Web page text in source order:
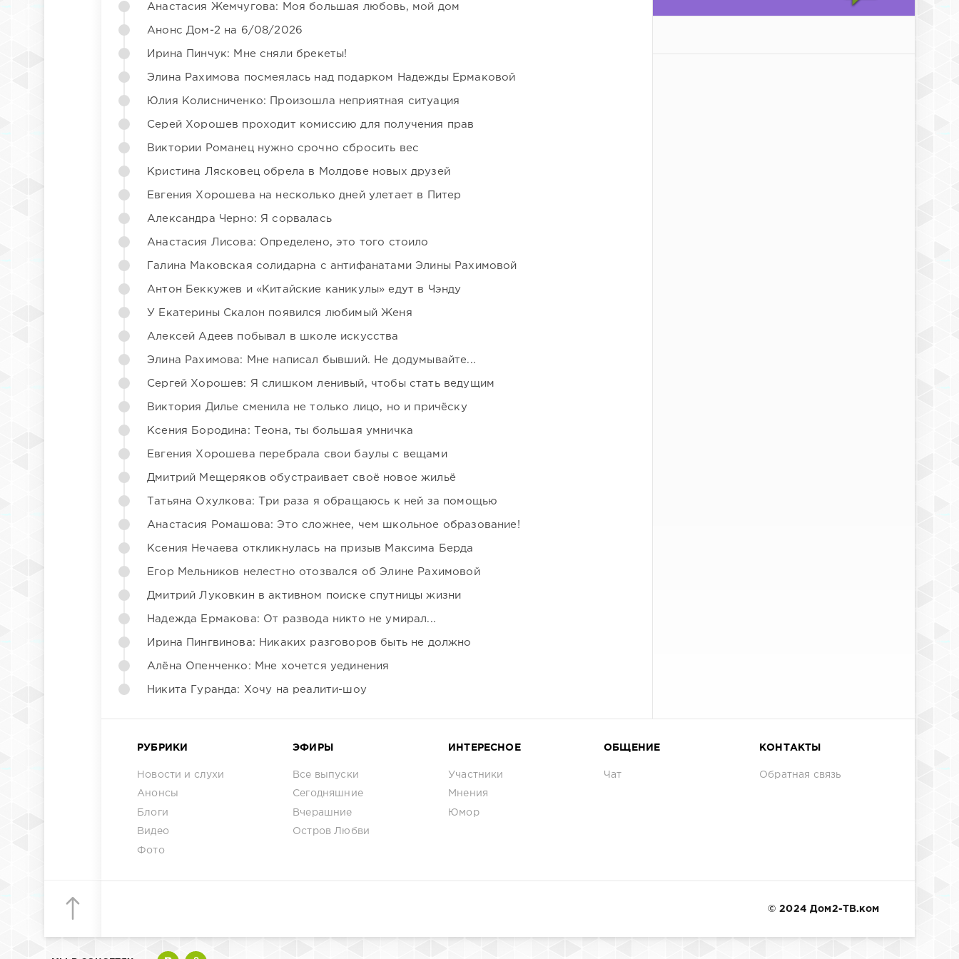
Анастасия Жемчугова: Моя большая любовь, мой дом
Анонс Дом-2 на 6/08/2026
Ирина Пинчук: Мне сняли брекеты!
Элина Рахимова посмеялась над подарком Надежды Ермаковой
Юлия Колисниченко: Произошла неприятная ситуация
Серей Хорошев проходит комиссию для получения прав
Виктории Романец нужно срочно сбросить вес
Кристина Лясковец обрела в Молдове новых друзей
Евгения Хорошева на несколько дней улетает в Питер
Александра Черно: Я сорвалась
Анастасия Лисова: Определено, это того стоило
Галина Маковская солидарна с антифанатами Элины Рахимовой
Антон Беккужев и «Китайские каникулы» едут в Чэнду
У Екатерины Скалон появился любимый Женя
Алексей Адеев побывал в школе искусства
Элина Рахимова: Мне написал бывший. Не додумывайте...
Сергей Хорошев: Я слишком ленивый, чтобы стать ведущим
Виктория Дилье сменила не только лицо, но и причёску
Ксения Бородина: Теона, ты большая умничка
Евгения Хорошева перебрала свои баулы с вещами
Дмитрий Мещеряков обустраивает своё новое жильё
Татьяна Охулкова: Три раза я обращаюсь к ней за помощью
Анастасия Ромашова: Это сложнее, чем школьное образование!
Ксения Нечаева откликнулась на призыв Максима Берда
Егор Мельников нелестно отозвался об Элине Рахимовой
Дмитрий Луковкин в активном поиске спутницы жизни
Надежда Ермакова: От развода никто не умирал...
Ирина Пингвинова: Никаких разговоров быть не должно
Алёна Опенченко: Мне хочется уединения
Никита Гуранда: Хочу на реалити-шоу
РУБРИКИ
Новости и слухи
Анонсы
Блоги
Видео
Фото
ЭФИРЫ
Все выпуски
Сегодняшние
Вчерашние
Остров Любви
ИНТЕРЕСНОЕ
Участники
Мнения
Юмор
ОБЩЕНИЕ
Чат
КОНТАКТЫ
Обратная связь
© 2024 Дом2-ТВ.ком